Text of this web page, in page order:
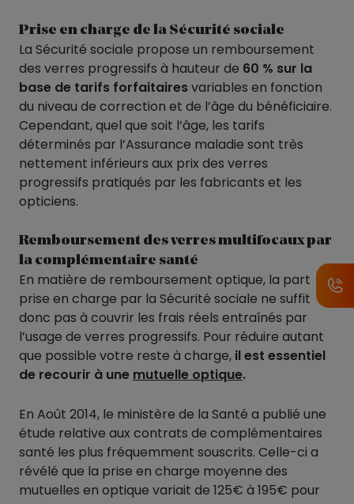
Prise en charge de la Sécurité sociale
La Sécurité sociale propose un remboursement
des verres progressifs à hauteur de 60 % sur la
base de tarifs forfaitairesvariables en fonction
du niveau de correction et de l’âge du bénéficiaire.
Cependant, quel que soit l’âge, les tarifs
déterminés par l’Assurance maladie sont très
nettement inférieurs aux prix des verres
progressifs pratiqués par les fabricants et les
opticiens.
Remboursement des verres multifocaux par
la complémentaire santé
En matière de remboursement optique, la part
prise en charge par la Sécurité sociale ne suffit
donc pas à couvrir les frais réels entraînés par
l’usage de verres progressifs. Pour réduire autant
que possible votre reste à charge, il est essentiel
de recourir à une mutuelle optique.
En Août 2014, le ministère de la Santé a publié une
étude relative aux contrats de complémentaires
santé les plus fréquemment souscrits. Celle-ci a
révélé que la prise en charge moyenne des
mutuelles en optique variait de 125€ à 195€ pour